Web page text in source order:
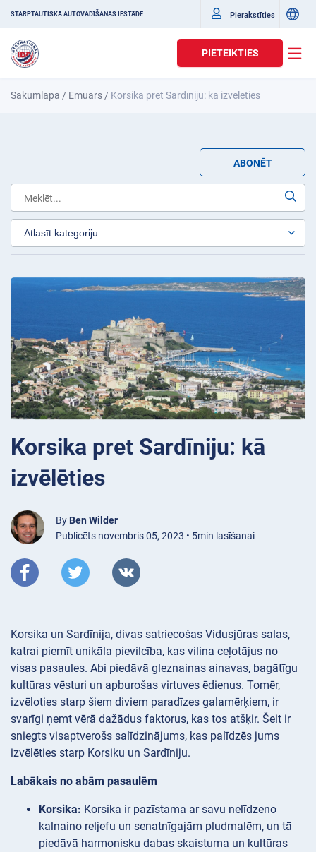
STARPTAUTISKĀ AUTOVADĪŠANAS IESTĀDE Pierakstīties
PIETEIKTIES
Sākumlapa / Emuārs / Korsika pret Sardīniju: kā izvēlēties
ABONĒT
Korsika pret Sardīniju: kā
izvēlēties
By Ben Wilder
Publicēts novembris 05, 2023 • 5min lasīšanai
Korsika un Sardīnija, divas satriecošas Vidusjūras salas,
katrai piemīt unikāla pievilcība, kas vilina ceļotājus no
visas pasaules. Abi piedāvā gleznainas ainavas, bagātīgu
kultūras vēsturi un apburošas virtuves ēdienus. Tomēr,
izvēloties starp šiem diviem paradīzes galamērķiem, ir
svarīgi ņemt vērā dažādus faktorus, kas tos atšķir. Šeit ir
sniegts visaptverošs salīdzinājums, kas palīdzēs jums
izvēlēties starp Korsiku un Sardīniju.
Labākais no abām pasaulēm
Korsika: Korsika ir pazīstama ar savu nelīdzeno
kalnaino reljefu un senatnīgajām pludmalēm, un tā
piedāvā harmonisku dabas skaistuma un kultūras